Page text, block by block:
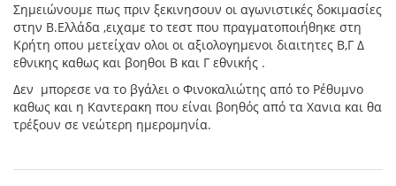
Σημειώνουμε πως πριν ξεκινησουν οι αγωνιστικές δοκιμασίες
στην Β.Ελλάδα ,ειχαμε το τεστ που πραγματοποιήθηκε στη
Κρήτη οπου μετείχαν ολοι οι αξιολογημενοι διαιτητες Β,Γ Δ
εθνικης καθως και βοηθοι Β και Γ εθνικής .
Δεν μπορεσε να το βγάλει ο Φινοκαλιώτης από το Ρέθυμνο
καθως και η Καντερακη που είναι βοηθός από τα Χανια και θα
τρέξουν σε νεώτερη ημερομηνία.